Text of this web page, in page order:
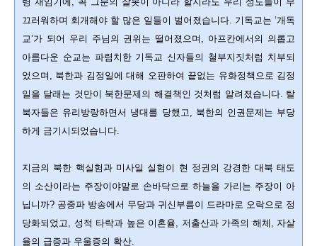
끄러워하며 회개해야 할 많은 일들이 벌어졌습니다. 기독교는 ‘개독
교’가 되어 우리 주님의 권위는 떨어졌으며, 아프칸에서의 의롭고
아름다운 순교는 파렴치한 기독교 신자들의 철부지짓처럼 치부되
었으며, 북한과 김정일에 대해 오판하여 끝없는 유화정책으로 김정
일을 달래는 것만이 북한문제의 해결책인 것처럼 알려졌습니다. 탈
북자들은 유리방랑하면서 냉대를 당했고, 북한의 인권문제는 부당
하게 금기시되었습니다.
지금의 북한 핵실험과 미사일 실험이 현 정권의 강경한 대북 태도
의 소산이라는 주장이야말로 손바닥으로 하늘을 가리는 주장이 아
닙니까? 공중파 방송에서 무당과 귀신부름이 드라마로 오락으로 정
당화되었고, 성적 타락과 높은 이혼율, 저출산과 가족의 해체, 자살
율의 급증과 우울증의 확산.